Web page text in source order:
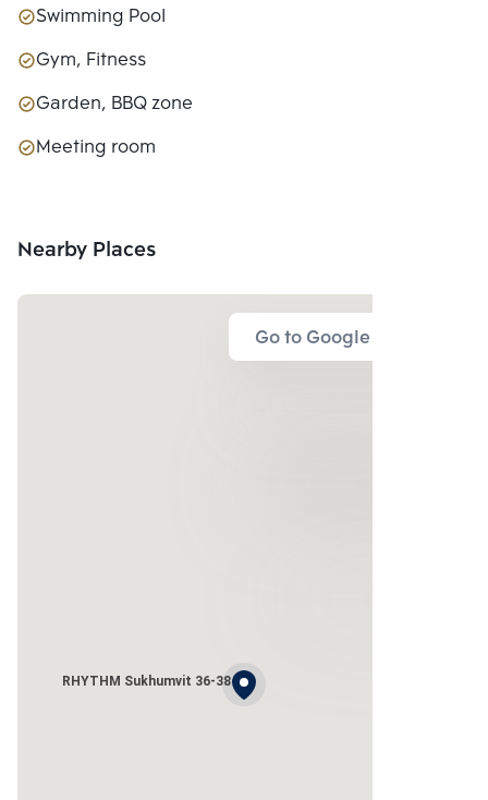
Swimming Pool
Gym, Fitness
Garden, BBQ zone
Meeting room
Nearby Places
Go to Google Map
RHYTHM Sukhumvit 36-38